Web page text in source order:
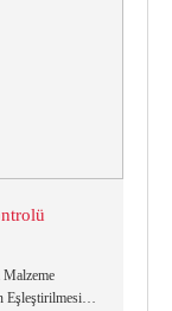
Malzeme
Eşleştirilmesi